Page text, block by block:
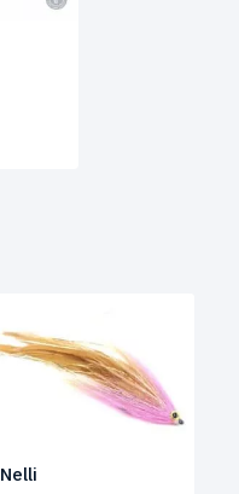
Nelli